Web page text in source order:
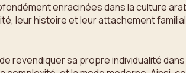
enracinées dans la culture
leur histoire et leur attachement
sa propre individualité